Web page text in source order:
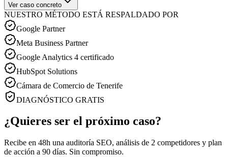
Ver caso concreto
NUESTRO MÉTODO ESTÁ RESPALDADO POR
Google Partner
Meta Business Partner
Google Analytics 4 certificado
HubSpot Solutions
Cámara de Comercio de Tenerife
DIAGNÓSTICO GRATIS
¿Quieres ser el próximo caso?
Recibe en 48h una auditoría SEO, análisis de 2 competidores y plan
de acción a 90 días. Sin compromiso.